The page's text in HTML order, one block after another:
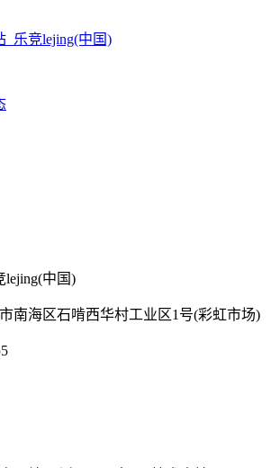
_乐竞lejing(中国)
lejing(中国)
南海区石啃西华村工业区1号(彩虹市场)